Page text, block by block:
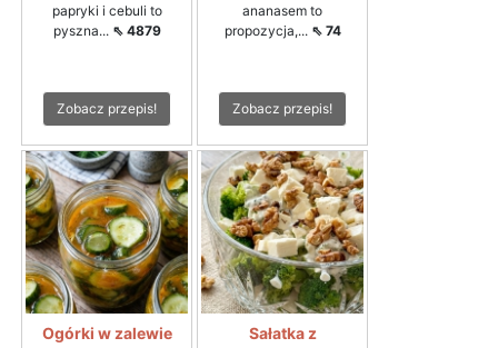
papryki i cebuli to
pyszna... ⇖ 4879
Zobacz przepis!
ananasem to
propozycja,... ⇖ 74
Zobacz przepis!
Ogórki w zalewie Sałatka z